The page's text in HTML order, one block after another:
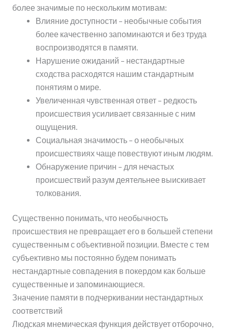
более значимые по нескольким мотивам:
Влияние доступности – необычные события
более качественно запоминаются и без труда
воспроизводятся в памяти.
Нарушение ожиданий – нестандартные
сходства расходятся нашим стандартным
понятиям о мире.
Увеличенная чувственная ответ – редкость
происшествия усиливает связанные с ним
ощущения.
Социальная значимость – о необычных
происшествиях чаще повествуют иным людям.
Обнаружение причин – для нечастых
происшествий разум деятельнее выискивает
толкования.
Существенно понимать, что необычность
происшествия не превращает его в большей степени
существенным с объективной позиции. Вместе с тем
субъективно мы постоянно будем понимать
нестандартные совпадения в покердом как больше
существенные и запоминающиеся.
Значение памяти в подчеркивании нестандартных
соответствий
Людская мнемическая функция действует отборочно,